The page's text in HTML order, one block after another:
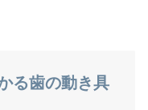
る歯の動き具